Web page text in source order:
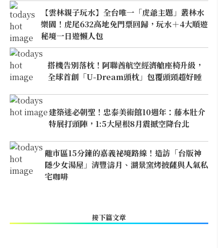
【雲林親子玩水】全台唯一「虎爺主題」叢林水
樂園！虎尾632高地免門票回歸，玩水＋4大順遊
秘境一日遊懶人包
搭機告別落枕！阿聯酋航空經濟艙座椅升級，
全球首創「U-Dream頭枕」包覆頭頸超好睡
建築迷必朝聖！忠泰美術館10週年：藤本壯介
特展打頭陣，1:5大屋根8月震撼空降台北
離市區15分鐘的嘉義祕境路線！造訪「台版神
隱少女湯屋」清豐濤月、湖景窯烤披薩與人氣私
宅咖啡
接下篇文章